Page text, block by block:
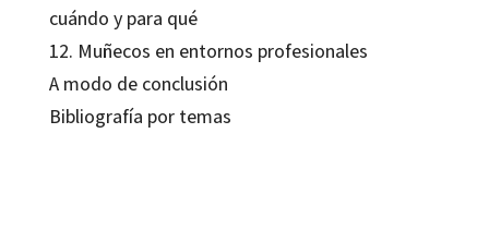
cuándo y para qué
12. Muñecos en entornos profesionales
A modo de conclusión
Bibliografía por temas